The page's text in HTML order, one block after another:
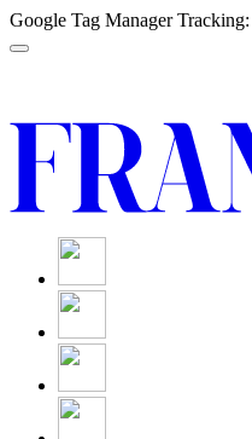
Google Tag Manager Tracking: